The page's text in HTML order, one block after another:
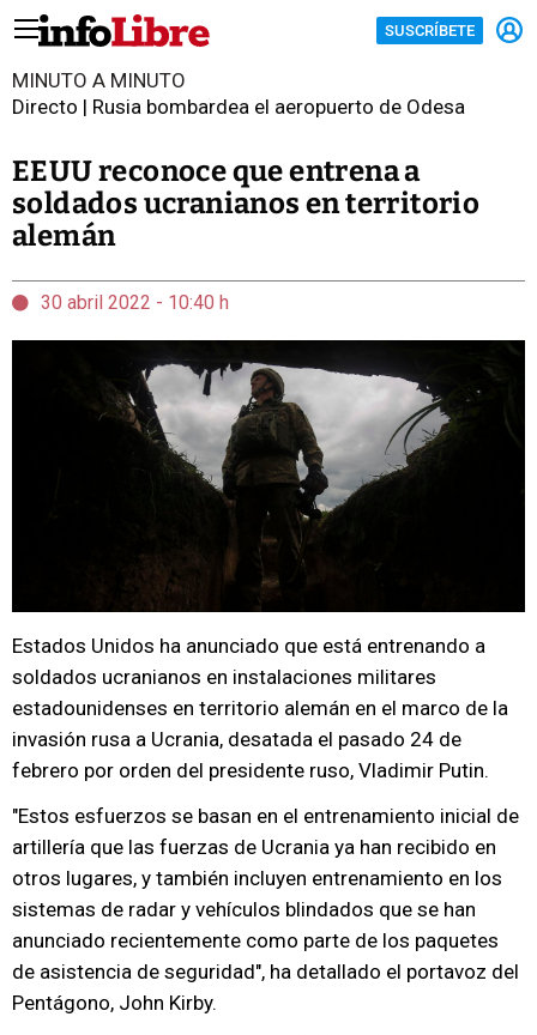
SUSCRÍBETE
MINUTO A MINUTO
Directo | Rusia bombardea el aeropuerto de Odesa
EEUU reconoce que entrena a
soldados ucranianos en territorio
alemán
30 abril 2022 - 10:40 h
Estados Unidos ha anunciado que está entrenando a
soldados ucranianos en instalaciones militares
estadounidenses en territorio alemán en el marco de la
invasión rusa a Ucrania, desatada el pasado 24 de
febrero por orden del presidente ruso, Vladimir Putin.
"Estos esfuerzos se basan en el entrenamiento inicial de
artillería que las fuerzas de Ucrania ya han recibido en
otros lugares, y también incluyen entrenamiento en los
sistemas de radar y vehículos blindados que se han
anunciado recientemente como parte de los paquetes
de asistencia de seguridad", ha detallado el portavoz del
Pentágono, John Kirby.